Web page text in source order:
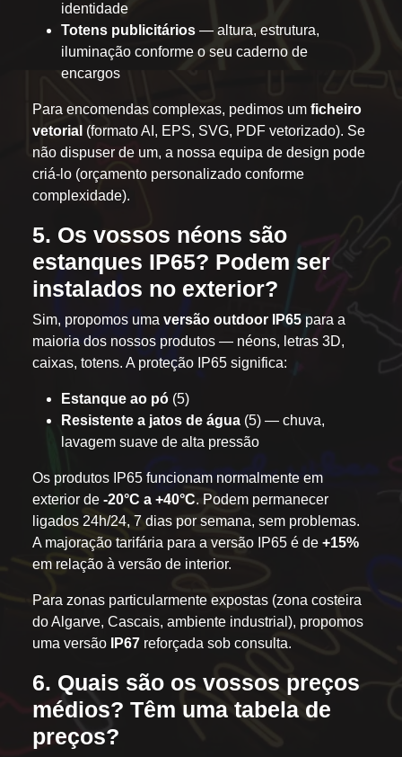
identidade
Totens publicitários — altura, estrutura,
iluminação conforme o seu caderno de
encargos
Para encomendas complexas, pedimos um ficheiro
vetorial (formato AI, EPS, SVG, PDF vetorizado). Se
não dispuser de um, a nossa equipa de design pode
criá-lo (orçamento personalizado conforme
complexidade).
5. Os vossos néons são
estanques IP65? Podem ser
instalados no exterior?
Sim, propomos uma versão outdoor IP65 para a
maioria dos nossos produtos — néons, letras 3D,
caixas, totens. A proteção IP65 significa:
Estanque ao pó (5)
Resistente a jatos de água (5) — chuva,
lavagem suave de alta pressão
Os produtos IP65 funcionam normalmente em
exterior de -20°C a +40°C. Podem permanecer
ligados 24h/24, 7 dias por semana, sem problemas.
A majoração tarifária para a versão IP65 é de +15%
em relação à versão de interior.
Para zonas particularmente expostas (zona costeira
do Algarve, Cascais, ambiente industrial), propomos
uma versão
IP67 reforçada sob consulta.
6. Quais são os vossos preços
médios? Têm uma tabela de
preços?